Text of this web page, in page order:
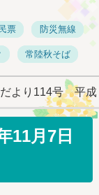
票 防災無線
常陸秋そば
より114号 平成
11月7日